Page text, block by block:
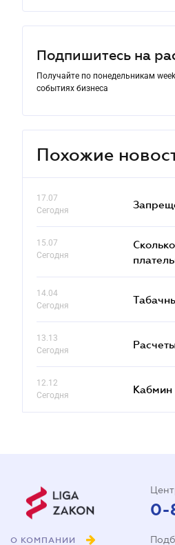
Подпишитесь на
Получайте по понедельникам
событиях бизнеса
Похожие
17.07
Сегодня
15.07
Сегодня
14.04
Сегодня
13.13
Сегодня
12.12
Сегодня
Кабмин
О КОМПАНИИ
0-